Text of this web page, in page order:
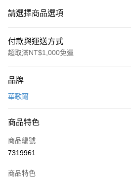
請選擇商品選項
付款與運送方式
超取滿NT$1,000免運
信用卡一次付款
LINE Pay
街口支付
品牌
華歌爾
商品特色
商品編號
7319961
商品特色